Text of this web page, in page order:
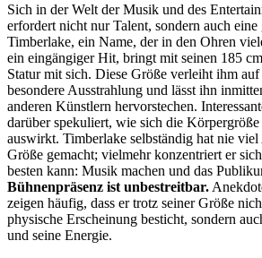
Sich in der Welt der Musik und des
erfordert nicht nur Talent, sondern auch eine
Timberlake, ein Name, der in den Ohren
ein eingängiger Hit, bringt mit seinen 185
Statur mit sich. Diese Größe verleiht ihm
besondere Ausstrahlung und lässt ihn
anderen Künstlern hervorstechen.
darüber spekuliert, wie sich die
auswirkt. Timberlake selbständig hat nie
Größe gemacht; vielmehr konzentriert er
besten kann: Musik machen und das
Bühnenpräsenz ist unbestreitbar.
zeigen häufig, dass er trotz seiner Größe
physische Erscheinung besticht, sondern
und seine Energie.